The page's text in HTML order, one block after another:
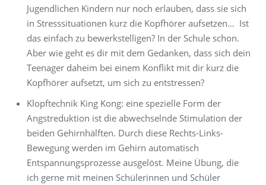
Jugendlichen Kindern nur noch erlauben, dass sie sich
in Stresssituationen kurz die Kopfhörer aufsetzen… Ist
das einfach zu bewerkstelligen? In der Schule schon.
Aber wie geht es dir mit dem Gedanken, dass sich dein
Teenager daheim bei einem Konflikt mit dir kurz die
Kopfhörer aufsetzt, um sich zu entstressen?
Klopftechnik King Kong: eine spezielle Form der
Angstreduktion ist die abwechselnde Stimulation der
beiden Gehirnhälften. Durch diese Rechts-Links-
Bewegung werden im Gehirn automatisch
Entspannungsprozesse ausgelöst. Meine Übung, die
ich gerne mit meinen Schülerinnen und Schüler